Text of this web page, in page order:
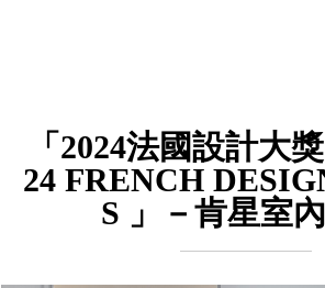
「2024法國設計大
24 FRENCH
S 」－肯星室